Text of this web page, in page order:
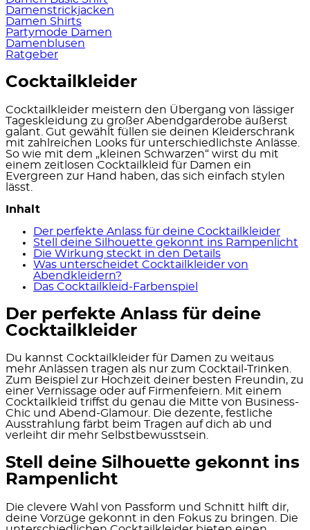
Damenstrickjacken
Damen Shirts
Partymode Damen
Damenblusen
Ratgeber
Cocktailkleider
Cocktailkleider meistern den Übergang von lässiger
Tageskleidung zu großer Abendgarderobe äußerst
galant. Gut gewählt füllen sie deinen Kleiderschrank
mit zahlreichen Looks für unterschiedlichste Anlässe.
So wie mit dem „kleinen Schwarzen“ wirst du mit
einem zeitlosen Cocktailkleid für Damen ein
Evergreen zur Hand haben, das sich einfach stylen
lässt.
Inhalt
Der perfekte Anlass für deine Cocktailkleider
Stell deine Silhouette gekonnt ins Rampenlicht
Die Wirkung steckt in den Details
Was unterscheidet Cocktailkleider von
Abendkleidern?
Das Cocktailkleid-Farbenspiel
Der perfekte Anlass für deine
Cocktailkleider
Du kannst Cocktailkleider für Damen zu weitaus
mehr Anlässen tragen als nur zum Cocktail-Trinken.
Zum Beispiel zur Hochzeit deiner besten Freundin, zu
einer Vernissage oder auf Firmenfeiern. Mit einem
Cocktailkleid triffst du genau die Mitte von Business-
Chic und Abend-Glamour. Die dezente, festliche
Ausstrahlung färbt beim Tragen auf dich ab und
verleiht dir mehr Selbstbewusstsein.
Stell deine Silhouette gekonnt ins
Rampenlicht
Die clevere Wahl von Passform und Schnitt hilft dir,
deine Vorzüge gekonnt in den Fokus zu bringen. Die